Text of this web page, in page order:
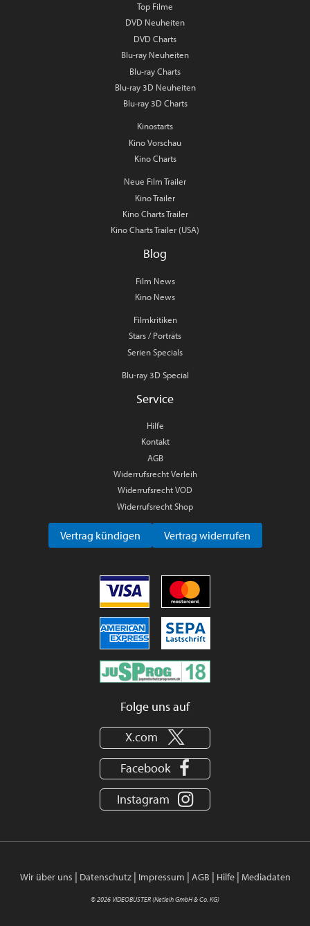
Top Filme
DVD Neuheiten
DVD Charts
Blu-ray Neuheiten
Blu-ray Charts
Blu-ray 3D Neuheiten
Blu-ray 3D Charts
Kinostarts
Kino Vorschau
Kino Charts
Neue Film Trailer
Kino Trailer
Kino Charts Trailer
Kino Charts Trailer (USA)
Blog
Film News
Kino News
Filmkritiken
Stars / Porträts
Serien Specials
Blu-ray 3D Special
Service
Hilfe
Kontakt
AGB
Widerrufsrecht Verleih
Widerrufsrecht VOD
Widerrufsrecht Shop
Vertrag kündigen Vertrag widerrufen
Folge uns auf
X.com
Facebook
Instagram
Wir über uns | Datenschutz| Impressum | AGB | Hilfe| Mediadaten
© 2026 VIDEOBUSTER (Netleih GmbH & Co. KG)